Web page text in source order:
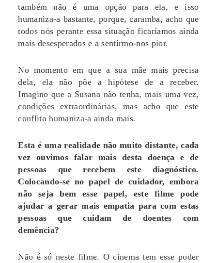
também não é uma opção para ela, e isso
humaniza-a bastante, porque, caramba, acho que
todos nós perante essa situação ficaríamos ainda
mais desesperados e a sentirmo-nos pior.
No momento em que a sua mãe mais precisa
dela, ela não põe a hipótese de a receber.
Imagino que a Susana não tenha, mais uma vez,
condições extraordinárias, mas acho que este
conflito humaniza-a ainda mais.
Esta é uma realidade não muito distante, cada
vez ouvimos falar mais desta doença e de
pessoas que recebem este diagnóstico.
Colocando-se no papel de cuidador, embora
não seja bem esse papel, este filme pode
ajudar a gerar mais empatia para com estas
pessoas que cuidam de doentes com
demência?
Não é só neste filme. O cinema tem esse poder